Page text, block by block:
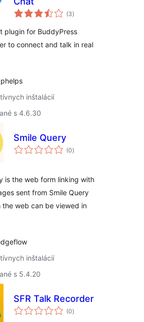
(3celkové
hodnotenie
)
plugin for BuddyPress
to connect and talk in real
inštalácií
s 4.6.30
Smile Query
(0celkové
hodnotenie
)
is the web form linking with
sent from Smile Query
the web can be viewed in
inštalácií
s 5.4.20
SFR Talk Recorder
(0celkové
hodnotenie
)